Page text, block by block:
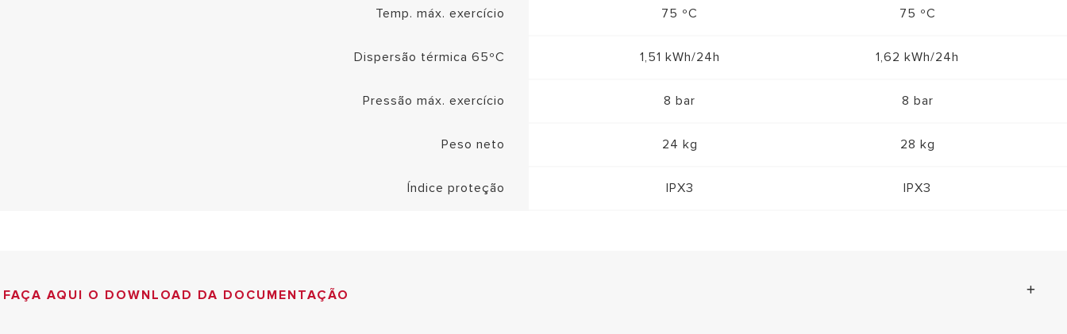
Temp. máx. exercício 75 ºC 75 ºC
Dispersão térmica 65ºC 1,51 kWh/24h 1,62 kWh/24h
Pressão máx. exercício 8 bar 8 bar
Peso neto 24 kg 28 kg
Índice proteção IPX3 IPX3
FAÇA AQUI O DOWNLOAD DA DOCUMENTAÇÃO